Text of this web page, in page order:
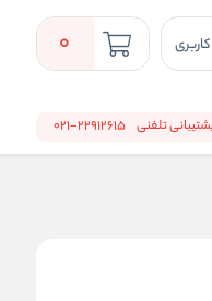
0
تلفنی 22912615-021